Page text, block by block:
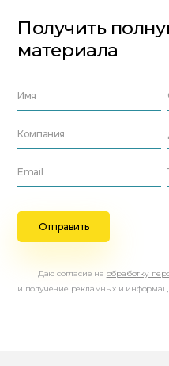
Получить
материала
Даю согласие на обработку
и получение рекламных и